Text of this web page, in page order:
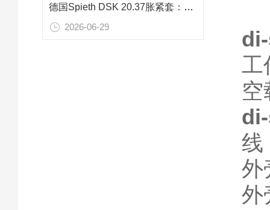
德国Spieth DSK 20.37胀紧套：机器人关节高精度无间隙连接方案
2026-06-29
空
线
外
外